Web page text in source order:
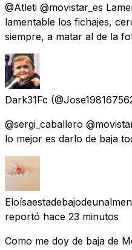
@Atleti @movistar_es
lamentable los fichajes,
siempre, a matar al de la
Dark31Fc
@sergi_caballero
lo mejor es darlo de baja
reportó hace 23 minutos
Como me doy de baja de